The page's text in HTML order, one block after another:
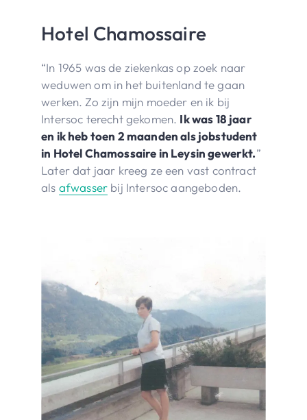
Hotel Chamossaire
“In 1965 was de ziekenkas op zoek naar
weduwen om in het buitenland te gaan
werken. Zo zijn mijn moeder en ik bij
Intersoc terecht gekomen. Ik was 18 jaar
en ik heb toen 2 maanden als jobstudent
in Hotel Chamossaire in Leysin gewerkt.”
Later dat jaar kreeg ze een vast contract
als afwasser bij Intersoc aangeboden.